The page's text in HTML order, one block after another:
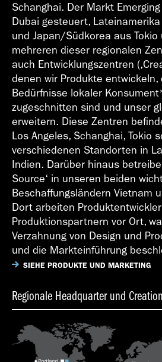
Geschäfts­bericht
2017
Schanghai. Der Markt
Dubai gesteuert,
und Japan/Südkorea aus Tokio
mehreren dieser regionalen
auch Entwicklungszentren
denen wir Produkte entwickeln,
Bedürfnisse lokaler
zugeschnitten sind und unser
erweitern. Diese Zentren
Los Angeles, Schanghai, Tokio
verschiedenen Standorten in
Indien. Darüber hinaus
Source‘ in unseren beiden
Beschaffungsländern Vietnam
Dort arbeiten
Produktionspartnern vor Ort,
Verzahnung von Design und
und die Markteinführung
SIEHE PRODUKTE UND MARKETING
Regionale Headquarter und